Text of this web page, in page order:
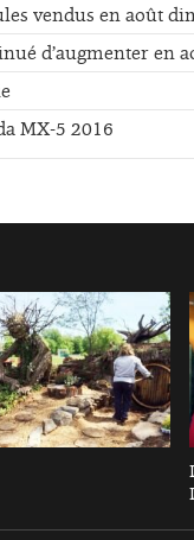
vendus en août
d’augmenter en
MX-5 2016